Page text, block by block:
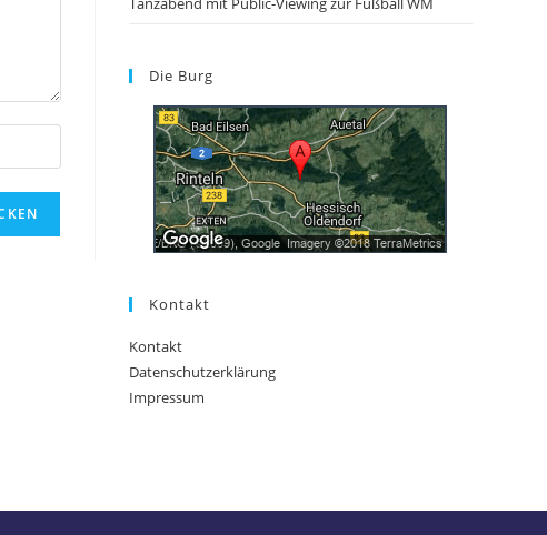
Die Burg
Kontakt
Kontakt
Datenschutzerklärung
Impressum